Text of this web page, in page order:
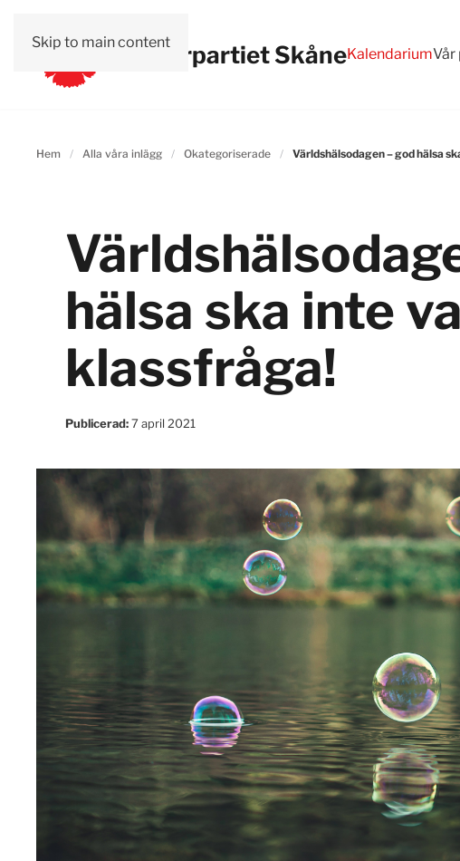
Skip to main contentVänsterpartiet SkåneKalendarium
Hem Alla våra inlägg Okategoriserade Världshälsodagen – god hälsa
hälsa ska inte
klassfråga!
Publicerad:7 april 2021